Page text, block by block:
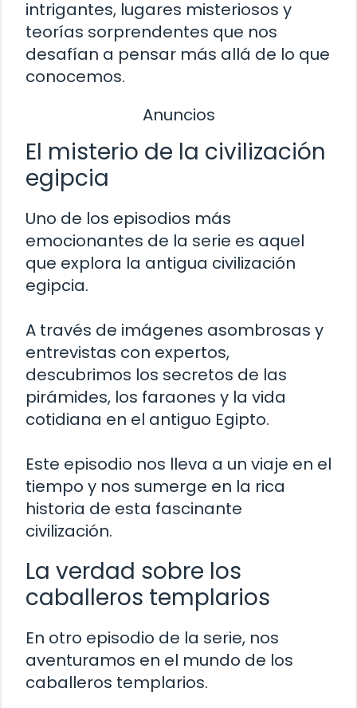
intrigantes, lugares misteriosos y
teorías sorprendentes que nos
desafían a pensar más allá de lo que
conocemos.
Anuncios
El misterio de la civilización
egipcia
Uno de los episodios más
emocionantes de la serie es aquel
que explora la antigua civilización
egipcia.
A través de imágenes asombrosas y
entrevistas con expertos,
descubrimos los secretos de las
pirámides, los faraones y la vida
cotidiana en el antiguo Egipto.
Este episodio nos lleva a un viaje en el
tiempo y nos sumerge en la rica
historia de esta fascinante
civilización.
La verdad sobre los
caballeros templarios
En otro episodio de la serie, nos
aventuramos en el mundo de los
caballeros templarios.